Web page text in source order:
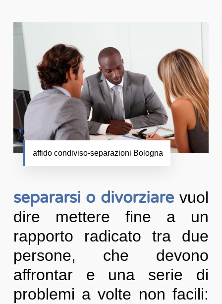
affido condiviso-separazioni Bologna
separarsi o divorziarevuol
dire mettere fine a un
rapporto radicato tra due
persone, che devono
affrontar e una serie di
problemi a volte non facili: